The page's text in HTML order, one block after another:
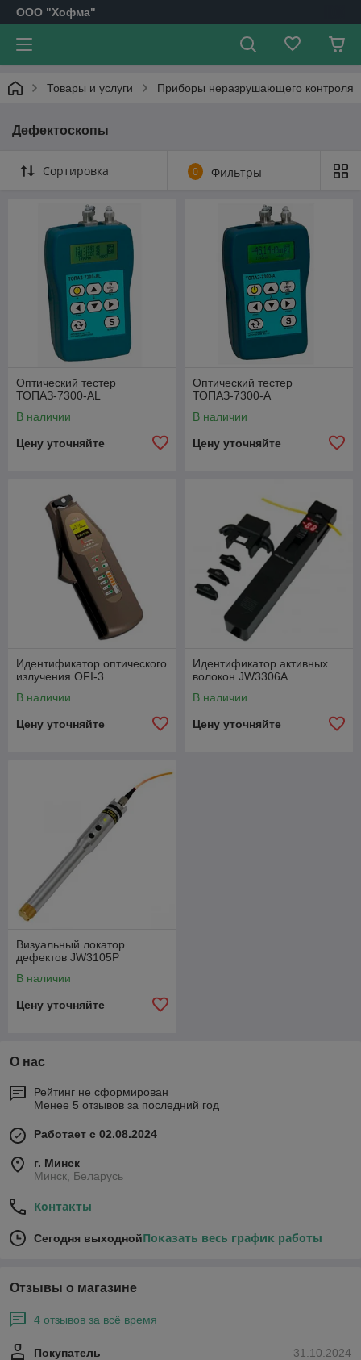
OOO "Хофма"
Товары и услуги Приборы неразрушающего контроля
Дефектоскопы
Сортировка 0 Фильтры
Оптический тестер
ТОПАЗ-7300-АL
В наличии
Цену уточняйте
Оптический тестер
ТОПАЗ-7300-А
В наличии
Цену уточняйте
Идентификатор оптического
излучения OFI-3
В наличии
Цену уточняйте
Идентификатор активных
волокон JW3306A
В наличии
Цену уточняйте
Визуальный локатор
дефектов JW3105P
В наличии
Цену уточняйте
О нас
Рейтинг не сформирован
Менее 5 отзывов за последний год
Работает с 02.08.2024
г. Минск
Минск, Беларусь
Контакты
Сегодня выходнойПоказать весь график работы
Отзывы о магазине
4 отзывов за всё время
31.10.2024
Покупатель